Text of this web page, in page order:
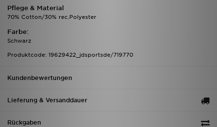
Pflege & Material
70% Cotton/30% rec.Polyester
Farbe:
Schwarz
Produktcode: 19629422_jdsportsde/719770
Kundenbewertungen
Lieferung & Versanddauer
Rückgaben